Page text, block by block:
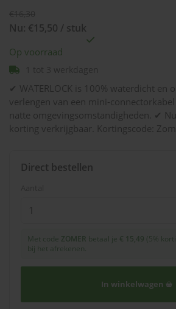
Nu: €15,50 / stuk
Op voorraad
✔ WATERLOCK is 100% waterdicht en
verlengen van een mini-
natte omgevingsomstandigheden. ✔
korting verkrijgbaar. Kortingscode:
Direct bestellen
Met code ZOMER betaal je € 15,49 (5%
bij het afrekenen.
In winkelwagen